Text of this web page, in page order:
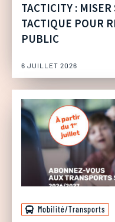
TACTICITY : MISER
TACTIQUE POUR
PUBLIC
6 JUILLET 2026
Mobilité/Transports